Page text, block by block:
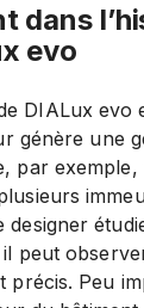
dans
evo
DIALux evo
génère une
par
designer
il peut
Peu